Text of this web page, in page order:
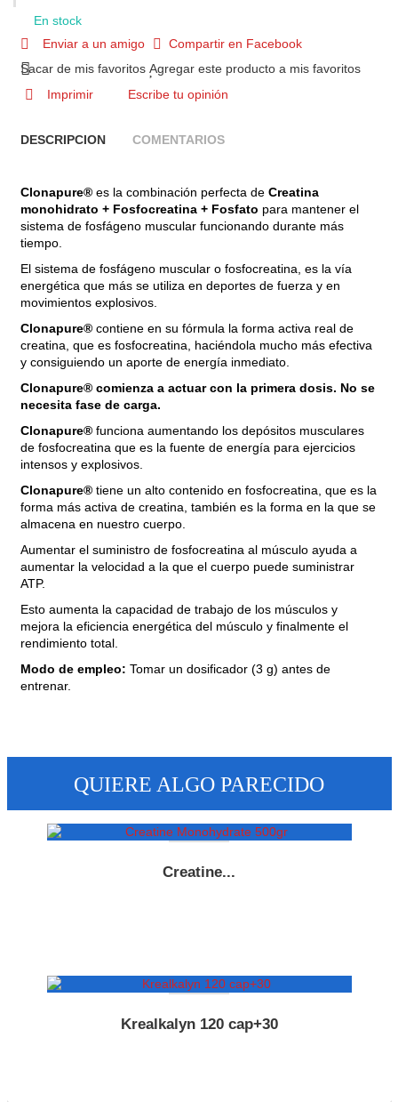
En stock
Enviar a un amigo
Compartir en Facebook
Sacar de mis favoritos Agregar este producto a mis favoritos
Imprimir
Escribe tu opinión
DESCRIPCION COMENTARIOS
Clonapure®es la combinación perfecta de Creatina
monohidrato + Fosfocreatina + Fosfato para mantener el
sistema de fosfágeno muscular funcionando durante más
tiempo.
El sistema de fosfágeno muscular o fosfocreatina, es la vía
energética que más se utiliza en deportes de fuerza y en
movimientos explosivos.
Clonapure®contiene en su fórmula la forma activa real de
creatina, que es fosfocreatina, haciéndola mucho más efectiva
y consiguiendo un aporte de energía inmediato.
Clonapure® comienza a actuar con la primera dosis. No se
necesita fase de carga.
Clonapure®funciona aumentando los depósitos musculares
de fosfocreatina que es la fuente de energía para ejercicios
intensos y explosivos.
Clonapure®tiene un alto contenido en fosfocreatina, que es la
forma más activa de creatina, también es la forma en la que se
almacena en nuestro cuerpo.
Aumentar el suministro de fosfocreatina al músculo ayuda a
aumentar la velocidad a la que el cuerpo puede suministrar
ATP.
Esto aumenta la capacidad de trabajo de los músculos y
mejora la eficiencia energética del músculo y finalmente el
rendimiento total.
Modo de empleo: Tomar un dosificador (3 g) antes de
entrenar.
QUIERE ALGO PARECIDO
Creatine...
Krealkalyn 120 cap+30